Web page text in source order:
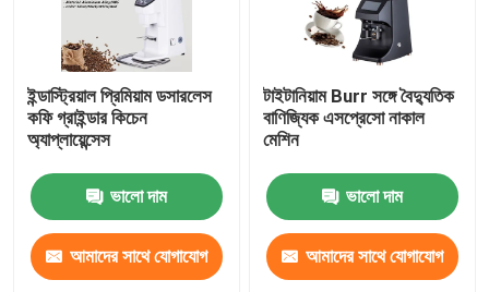
ইন্ডাস্ট্রিয়াল প্রিমিয়াম ডসারলেস
কফি গ্রাইন্ডার কিচেন
অ্যাপ্লায়েন্সেস
ভালো দাম
আমাদের সাথে যোগাযোগ
টাইটানিয়াম Burr সঙ্গে বৈদ্যুতিক
বাণিজ্যিক এসপ্রেসো নাকাল
মেশিন
ভালো দাম
আমাদের সাথে যোগাযোগ